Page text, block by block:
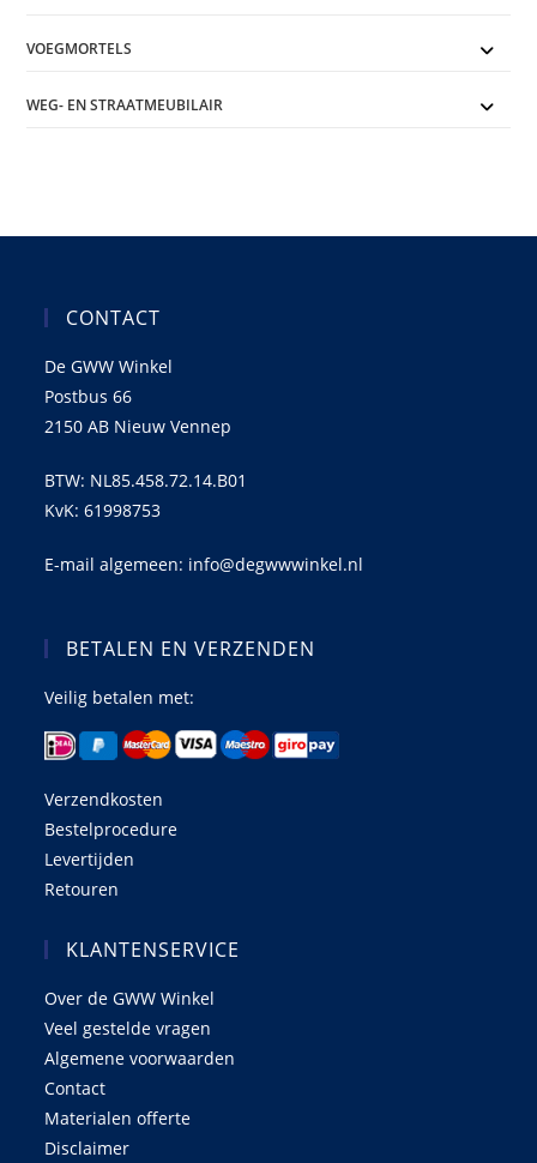
VOEGMORTELS
WEG- EN STRAATMEUBILAIR
CONTACT
De GWW Winkel
Postbus 66
2150 AB Nieuw Vennep
BTW: NL85.458.72.14.B01
KvK: 61998753
E-mail algemeen: info@degwwwinkel.nl
BETALEN EN VERZENDEN
Veilig betalen met:
Verzendkosten
Bestelprocedure
Levertijden
Retouren
KLANTENSERVICE
Over de GWW Winkel
Veel gestelde vragen
Algemene voorwaarden
Contact
Materialen offerte
Disclaimer